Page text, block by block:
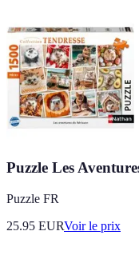
Puzzle Les
Puzzle FR
25.95 EURVoir le prix